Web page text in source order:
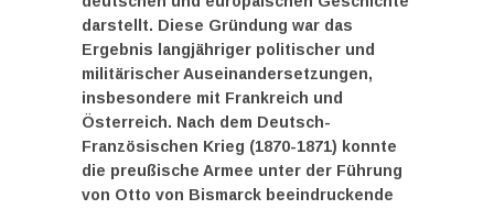
darstellt. Diese Gründung war das
Ergebnis langjähriger politischer und
militärischer Auseinandersetzungen,
insbesondere mit Frankreich und
Österreich. Nach dem Deutsch-
Französischen Krieg (1870-1871) konnte
die preußische Armee unter der Führung
von Otto von Bismarck beeindruckende